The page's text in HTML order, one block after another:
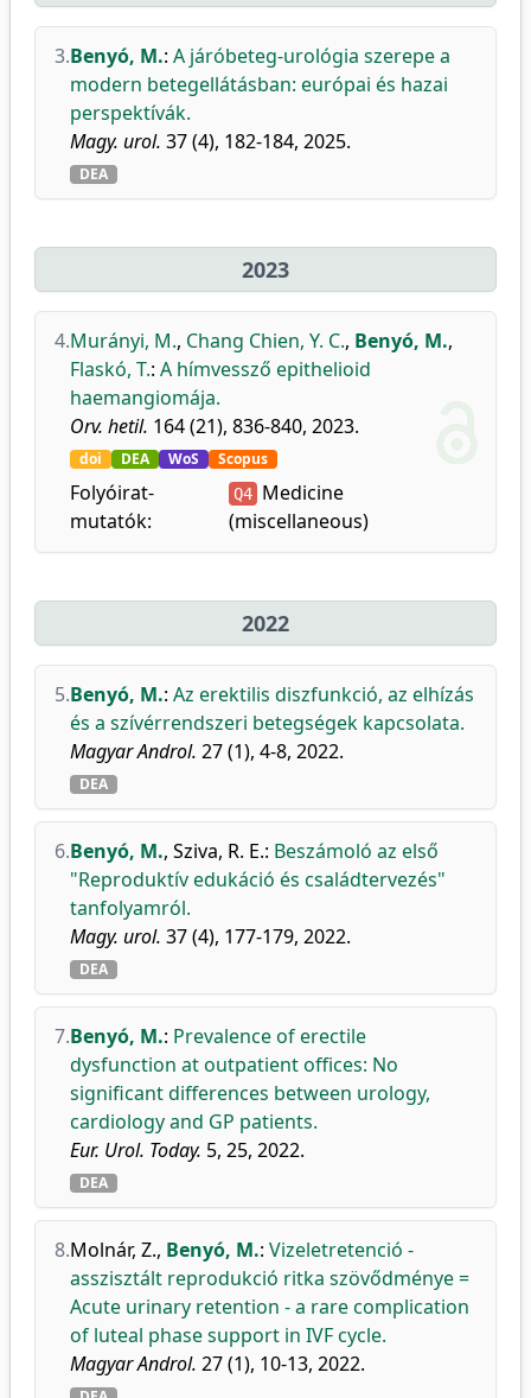
3.Benyó, M.: A járóbeteg-urológia szerepe a
modern betegellátásban: európai és hazai
perspektívák.
Magy. urol. 37 (4), 182-184, 2025.
DEA
2023
4.Murányi, M., Chang Chien, Y. C., Benyó, M.,
Flaskó, T.: A hímvessző epithelioid
haemangiomája.
Orv. hetil. 164 (21), 836-840, 2023.
doi DEA WoS Scopus
Folyóirat-
mutatók:
Q4 Medicine
(miscellaneous)
2022
5.Benyó, M.: Az erektilis diszfunkció, az elhízás
és a szívérrendszeri betegségek kapcsolata.
Magyar Androl. 27 (1), 4-8, 2022.
DEA
6.Benyó, M., Sziva, R. E.: Beszámoló az első
"Reproduktív edukáció és családtervezés"
tanfolyamról.
Magy. urol. 37 (4), 177-179, 2022.
DEA
7.Benyó, M.: Prevalence of erectile
dysfunction at outpatient offices: No
significant differences between urology,
cardiology and GP patients.
Eur. Urol. Today. 5, 25, 2022.
DEA
8.Molnár, Z., Benyó, M.: Vizeletretenció -
asszisztált reprodukció ritka szövődménye =
Acute urinary retention - a rare complication
of luteal phase support in IVF cycle.
Magyar Androl. 27 (1), 10-13, 2022.